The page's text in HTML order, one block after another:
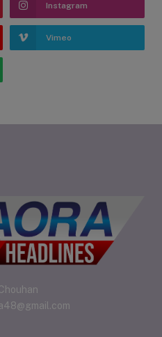
Instagram
Vimeo